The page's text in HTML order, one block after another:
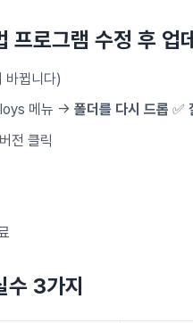
프로그램 수정 후 업
바뀝니다)
메뉴 → 폴더를 다시 드롭 ✅
전 클릭
수 3가지